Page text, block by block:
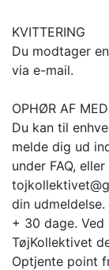
KVITTERING
Du modtager
via e-mail.
OPHØR AF
Du kan til
melde dig ud
under FAQ,
din
+ 30 dage.
TøjKollektivet
Optjente point